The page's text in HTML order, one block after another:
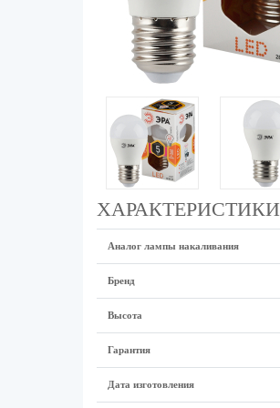
ХАРАКТЕРИСТИКИ
Аналог лампы накаливания
Бренд
Высота
Гарантия
Дата изготовления